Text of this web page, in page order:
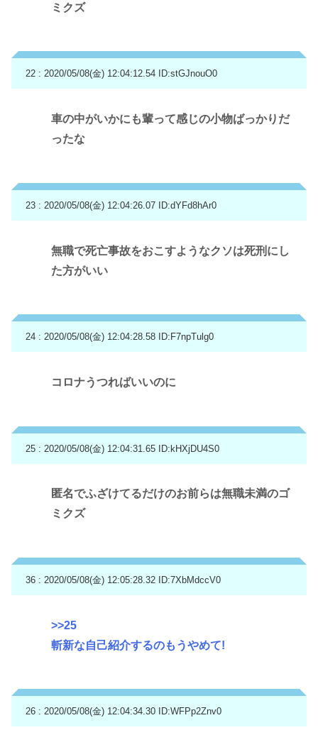
ミクズ
22 : 2020/05/08(金) 12:04:12.54 ID:stGJnouO0
車の中がいかにも輩って感じの小物ばっかりだ
ったな
23 : 2020/05/08(金) 12:04:26.07 ID:dYFd8hAr0
無職で死亡事故をおこすようなクソは死刑にし
た方がいい
24 : 2020/05/08(金) 12:04:28.58 ID:F7npTulg0
コロナうつればいいのに
25 : 2020/05/08(金) 12:04:31.65 ID:kHXjDU4S0
匿名でふざけてるだけのお前らは無職未満のゴ
ミクズ
36 : 2020/05/08(金) 12:05:28.32 ID:7XbMdccV0
>>25
斬新な自己紹介するのもうやめて!
26 : 2020/05/08(金) 12:04:34.30 ID:WFPp2Znv0